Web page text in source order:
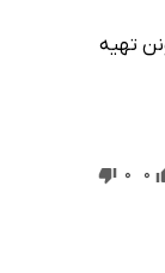
تهیه
0
0